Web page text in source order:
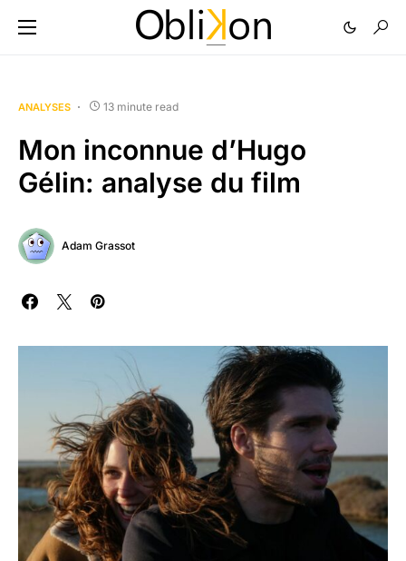
ANALYSES 13 minute read
Mon inconnue d’Hugo
Gélin: analyse du film
Adam Grassot